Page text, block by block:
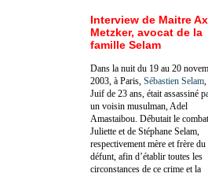
Interview de Maitre
Metzker, avocat de la
famille Selam
Dans la nuit du 19 au 20
2003, à Paris, Sébastien Selam
Juif de 23 ans, était assassiné
un voisin musulman, Adel
Amastaibou. Débutait le
Juliette et de Stéphane Selam,
respectivement mère et frère du
défunt, afin d’établir toutes les
circonstances de ce crime et la